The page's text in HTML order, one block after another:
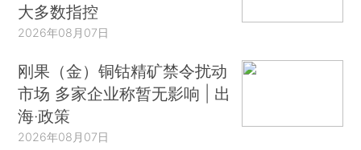
大多数指控
2026年08月07日
刚果（金）铜钴精矿禁令扰动
市场 多家企业称暂无影响 | 出
海·政策
2026年08月07日